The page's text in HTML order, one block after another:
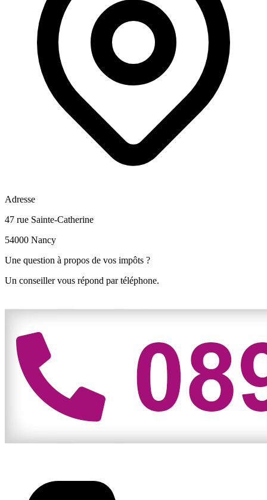
Adresse
47 rue Sainte-Catherine
54000 Nancy
Une question à propos de vos impôts ?
Un conseiller vous répond par téléphone.